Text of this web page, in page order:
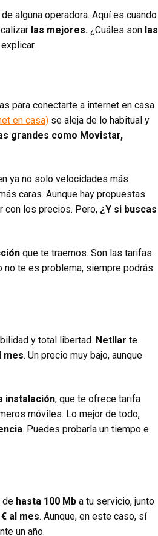
alguna operadora. Aquí es cuando
las mejores. ¿Cuáles son las
para conectarte a internet en casa
en casa) se aleja de lo habitual y
grandes como Movistar,
ya no solo velocidades más
caras. Aunque hay propuestas
con los precios. Pero, ¿Y si buscas
que te traemos. Son las tarifas
no te es problema, siempre podrás
y total libertad. Netllar te
mes. Un precio muy bajo, aunque
instalación, que te ofrece tarifa
móviles. Lo mejor de todo,
. Puedes probarla un tiempo e
de hasta 100 Mb a tu servicio, junto
al mes. Aunque, en este caso, sí
un año.